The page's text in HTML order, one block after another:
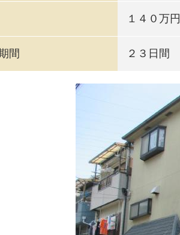
１４０万円
間 ２３日間